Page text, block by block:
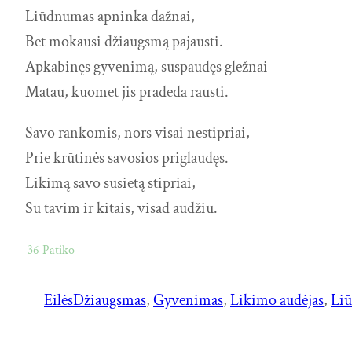
Liūdnumas apninka dažnai,
Bet mokausi džiaugsmą pajausti.
Apkabinęs gyvenimą, suspaudęs gležnai
Matau, kuomet jis pradeda rausti.
Savo rankomis, nors visai nestipriai,
Prie krūtinės savosios priglaudęs.
Likimą savo susietą stipriai,
Su tavim ir kitais, visad audžiu.
36 Patiko
EilėsDžiaugsmas, Gyvenimas, Likimo audėjas,